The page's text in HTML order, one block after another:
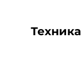
Техника